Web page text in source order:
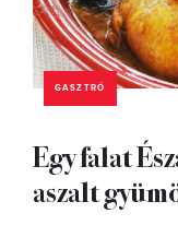
GASZTRÓ
Egy falat
aszalt